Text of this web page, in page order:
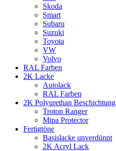
Skoda
Smart
Subaru
Suzuki
Toyota
VW
Volvo
RAL Farben
2K Lacke
Autolack
RAL Farben
2K Polyurethan Beschichtung
Troton Ranger
Mipa Protector
Fertigtöne
Basislacke unverdünnt
2K Acryl Lack